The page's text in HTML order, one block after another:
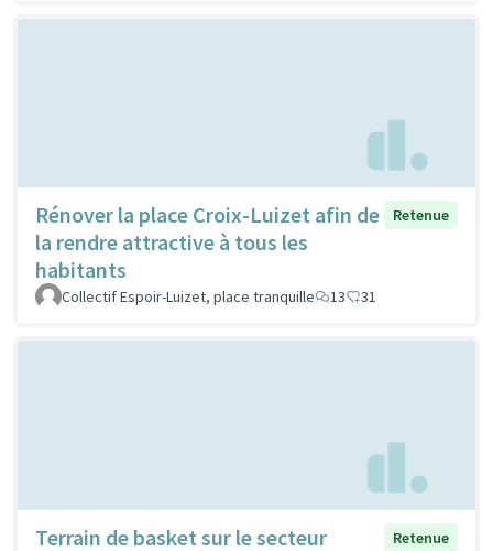
Rénover la place Croix-Luizet afin de
la rendre attractive à tous les
habitants
Retenue
Collectif Espoir-Luizet, place tranquille 13 31
Terrain de basket sur le secteur
Retenue